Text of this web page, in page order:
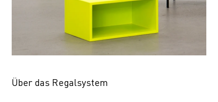
Über das Regalsystem